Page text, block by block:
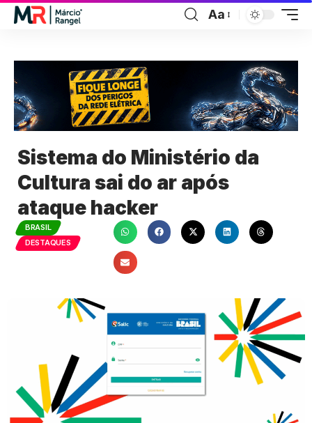
Aa
Sistema do Ministério da
Cultura sai do ar após
ataque hacker
BRASIL
DESTAQUES